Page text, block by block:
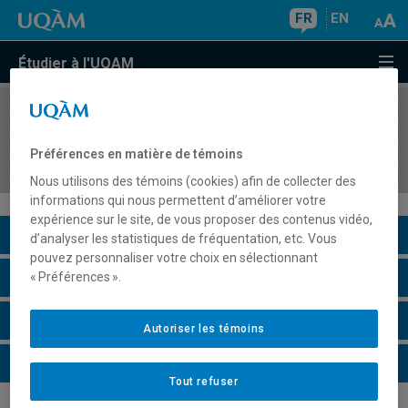
FR EN
Étudier à l'UQAM
COURS//
mouvement
Description du cours
Horaire - Été 2026
Horaire - Automne 2026
Horaire - Hiver 2027
Préférences en matière de témoins
Nous utilisons des témoins (cookies) afin de collecter des
informations qui nous permettent d’améliorer votre
expérience sur le site, de vous proposer des contenus vidéo,
d’analyser les statistiques de fréquentation, etc. Vous
pouvez personnaliser votre choix en sélectionnant
« Préférences ».
Tout refuser
Autoriser les témoins